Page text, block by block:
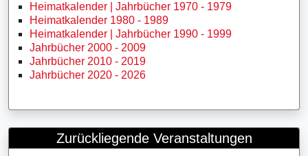
Heimatkalender | Jahrbücher 1970 - 1979
Heimatkalender 1980 - 1989
Heimatkalender | Jahrbücher 1990 - 1999
Jahrbücher 2000 - 2009
Jahrbücher 2010 - 2019
Jahrbücher 2020 - 2026
Zurückliegende Veranstaltungen